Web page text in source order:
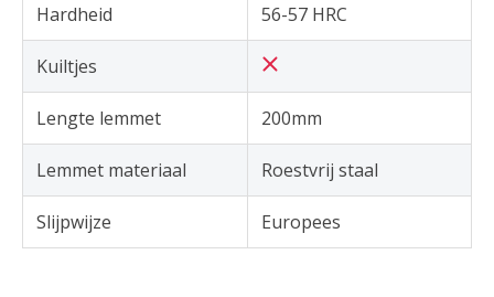
Hardheid 56-57 HRC
Kuiltjes
Lengte lemmet 200mm
Lemmet materiaal Roestvrij staal
Slijpwijze Europees